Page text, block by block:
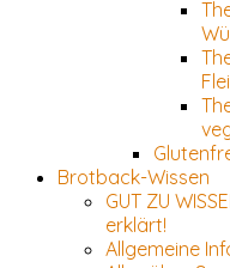
Brotback-Wissen
GUT ZU
erklärt!
Allgemeine